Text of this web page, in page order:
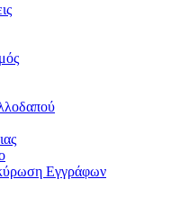
Εγγράφων